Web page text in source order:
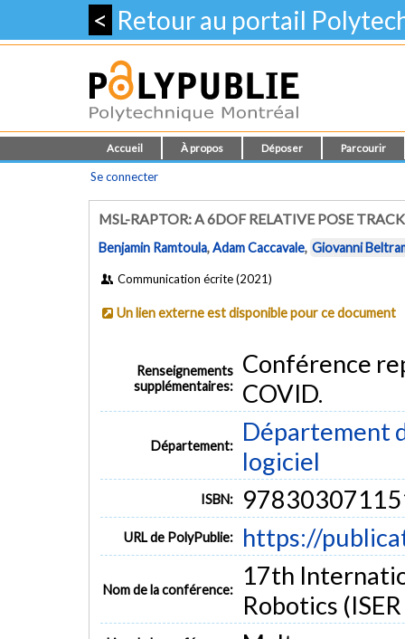
< Retour au portail
Accueil À propos Déposer Parcourir
Se connecter
MSL-RAPTOR: A 6DOF RELATIVE POSE
Benjamin Ramtoula,Adam Caccavale, Giovanni
Communication écrite (2021)
Un lien externe est disponible pour ce document
Renseignements
supplémentaires:
Conférence
COVID.
Département:
Département
logiciel
ISBN:
URL de PolyPublie: https://
Nom de la conférence:
17th
Robotics